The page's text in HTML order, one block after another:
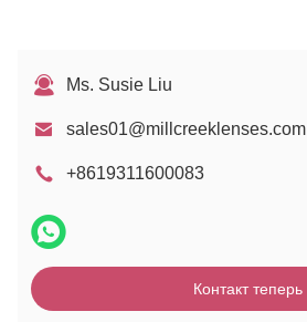
Ms. Susie Liu
sales01@millcreeklenses.com
+8619311600083
Контакт теперь